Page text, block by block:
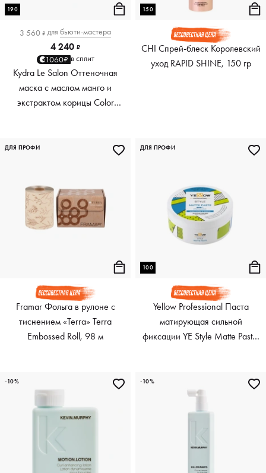
190
3 560 ₽ для бьюти-мастера
4 240 ₽
1060₽ в сплит
Kydra Le Salon Оттеночная
маска с маслом манго и
экстрактом корицы Color
150
CHI Спрей-блеск Королевский
уход RAPID SHINE, 150 гр
Framar Фольга в рулоне с
тиснением «Terra» Terra
Embossed Roll, 98 м
ДЛЯ ПРОФИ
100
Yellow Professional Паста
матирующая сильной
фиксации YE Style Matte Paste,
ДЛЯ ПРОФИ
-10% -10%